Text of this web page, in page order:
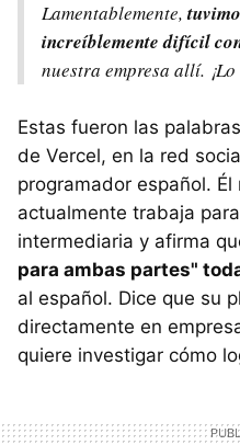
Lamentablemente,
increíblemente difícil
nuestra empresa allí.
Estas fueron las
de Vercel, en la red
programador español.
actualmente trabaja
intermediaria y afirma
para ambas partes"
al español. Dice que su
directamente en
quiere investigar cómo